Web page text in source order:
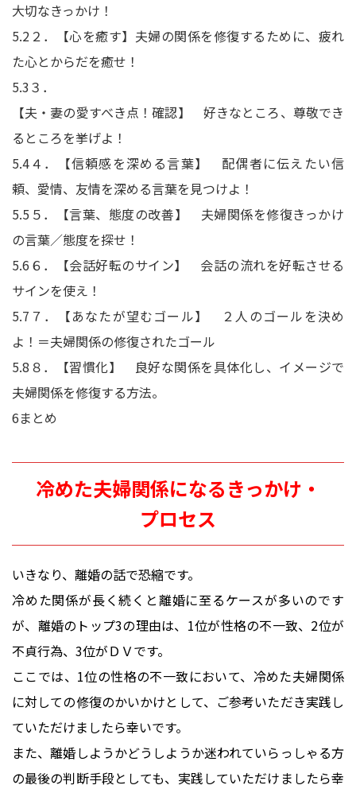
大切なきっかけ！
5.2 ２．【心を癒す】夫婦の関係を修復するために、疲れ
た心とからだを癒せ！
5.3３．
【夫・妻の愛すべき点！確認】 好きなところ、尊敬でき
るところを挙げよ！
5.4４．【信頼感を深める言葉】 配偶者に伝えたい信
頼、愛情、友情を深める言葉を見つけよ！
5.5 ５．【言葉、態度の改善】 夫婦関係を修復きっかけ
の言葉／態度を探せ！
5.6 ６．【会話好転のサイン】 会話の流れを好転させる
サインを使え！
5.7 ７．【あなたが望むゴール】 ２人のゴールを決め
よ！＝夫婦関係の修復されたゴール
5.8 ８．【習慣化】 良好な関係を具体化し、イメージで
夫婦関係を修復する方法。
6まとめ
冷めた夫婦関係になるきっかけ・
プロセス
いきなり、離婚の話で恐縮です。
冷めた関係が長く続くと離婚に至るケースが多いのです
が、離婚のトップ3の理由は、1位が性格の不一致、2位が
不貞行為、3位がＤＶです。
ここでは、1位の性格の不一致において、冷めた夫婦関係
に対しての修復のかいかけとして、ご参考いただき実践し
ていただけましたら幸いです。
また、離婚しようかどうしようか迷われていらっしゃる方
の最後の判断手段としても、実践していただけましたら幸